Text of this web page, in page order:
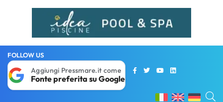
FOLLOW US
Aggiungi Pressmare.it come
Fonte preferita su Google